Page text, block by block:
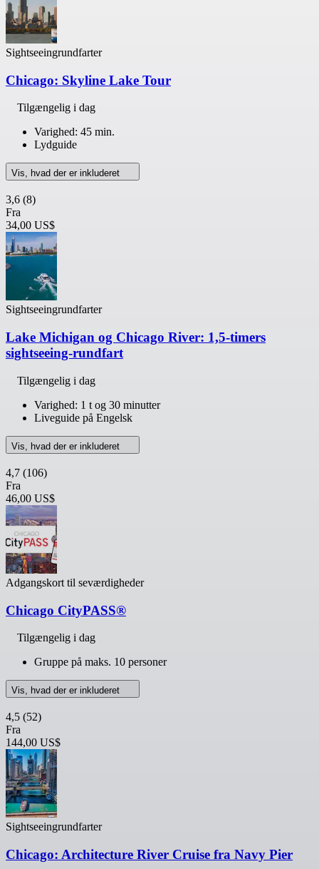
Sightseeingrundfarter
Chicago: Skyline Lake Tour
Tilgængelig i dag
Varighed: 45 min.
Lydguide
Vis, hvad der er inkluderet
3,6 (8)
Fra
34,00 US$
Sightseeingrundfarter
Lake Michigan og Chicago River: 1,5-timers
sightseeing-rundfart
Tilgængelig i dag
Varighed: 1 t og 30 minutter
Liveguide på Engelsk
Vis, hvad der er inkluderet
4,7 (106)
Fra
46,00 US$
Adgangskort til seværdigheder
Chicago CityPASS®
Tilgængelig i dag
Gruppe på maks. 10 personer
Vis, hvad der er inkluderet
4,5 (52)
Fra
144,00 US$
Sightseeingrundfarter
Chicago: Architecture River Cruise fra Navy Pier